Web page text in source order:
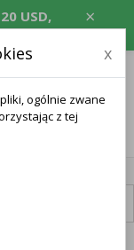
×
USD,
x
ogólnie zwane
z tej